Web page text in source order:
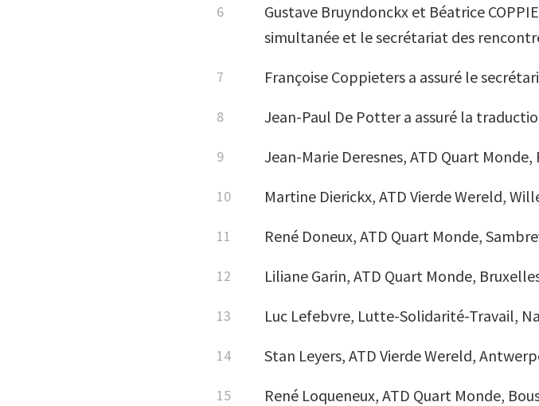
Gustave Bruyndonckx et Béatrice
simultanée et le secrétariat des
Françoise Coppieters a assuré le
Jean-Paul De Potter a assuré la
Jean-Marie Deresnes, ATD Quart
Martine Dierickx, ATD Vierde Wereld,
René Doneux, ATD Quart Monde,
Liliane Garin, ATD Quart Monde,
Luc Lefebvre, Lutte-Solidarité-Travail,
Stan Leyers, ATD Vierde Wereld,
René Loqueneux, ATD Quart Monde,